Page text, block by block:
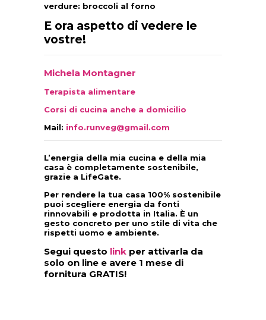
verdure: broccoli al forno
E ora aspetto di vedere le
vostre!
Michela Montagner
Terapista alimentare
Corsi di cucina anche a domicilio
Mail: info.runveg@gmail.com
L’energia della mia cucina e della mia
casa è completamente sostenibile,
grazie a LifeGate.
Per rendere la tua casa 100% sostenibile
puoi scegliere energia da fonti
rinnovabili e prodotta in Italia. È un
gesto concreto per uno stile di vita che
rispetti uomo e ambiente.
Segui questo link per attivarla da
solo on line e avere 1 mese di
fornitura GRATIS!